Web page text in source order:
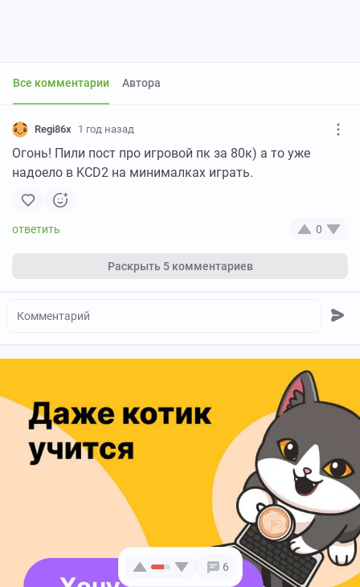
6
Все комментарии Автора
Regi86x 1 год назад
Огонь! Пили пост про игровой пк за 80к) а то уже
надоело в KCD2 на минималках играть.
0
Раскрыть 5 комментариев